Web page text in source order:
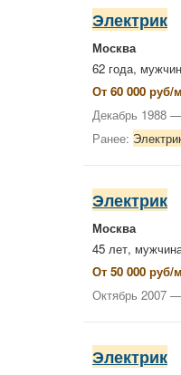
Электрик
Москва
62 года,
От 60 000 руб/
Декабрь 1988
Ранее:
Электрик
Москва
45 лет,
От 50 000 руб/
Октябрь 2007
Электрик